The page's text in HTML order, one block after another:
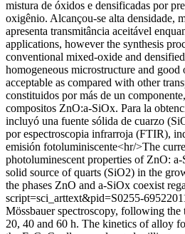
mistura de óxidos e densificadas por
oxigênio. Alcançou-se alta densidade,
apresenta transmitância aceitável
applications, however the synthesis
conventional mixed-oxide and
homogeneous microstructure and
acceptable as compared with other
constituidos por más de un
compositos ZnO:a-SiOx. Para la
incluyó una fuente sólida de cuarzo
por espectroscopia infrarroja (FTIR),
emisión fotoluminiscente<hr/>The
photoluminescent properties of ZnO:
solid source of quarts (SiO2) in the
the phases ZnO and a-SiOx coexist
script=sci_arttext&pid=S0255-
Mössbauer spectroscopy, following
20, 40 and 60 h. The kinetics of alloy